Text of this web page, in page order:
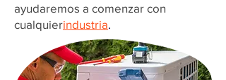
ayudaremos a comenzar con
cualquierindustria.